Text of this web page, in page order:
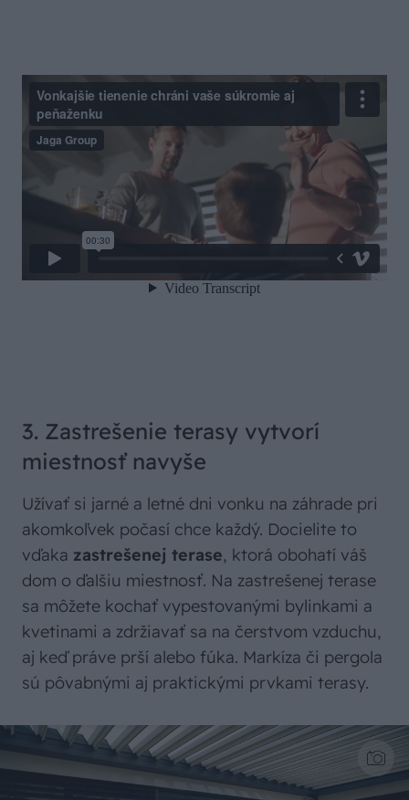
3. Zastrešenie terasy vytvorí
miestnosť navyše
Užívať si jarné a letné dni vonku na záhrade pri
akomkoľvek počasí chce každý. Docielite to
vďaka zastrešenej terase, ktorá obohatí váš
dom o ďalšiu miestnosť. Na zastrešenej terase
sa môžete kochať vypestovanými bylinkami a
kvetinami a zdržiavať sa na čerstvom vzduchu,
aj keď práve prší alebo fúka. Markíza či pergola
sú pôvabnými aj praktickými prvkami terasy.